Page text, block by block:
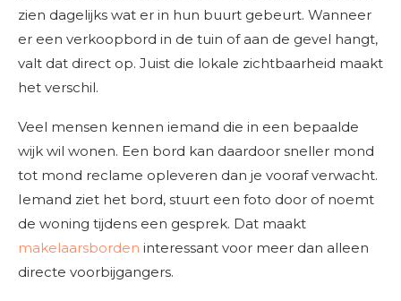
zien dagelijks wat er in hun buurt gebeurt. Wanneer
er een verkoopbord in de tuin of aan de gevel hangt,
valt dat direct op. Juist die lokale zichtbaarheid maakt
het verschil.
Veel mensen kennen iemand die in een bepaalde
wijk wil wonen. Een bord kan daardoor sneller mond
tot mond reclame opleveren dan je vooraf verwacht.
Iemand ziet het bord, stuurt een foto door of noemt
de woning tijdens een gesprek. Dat maakt
makelaarsborden interessant voor meer dan alleen
directe voorbijgangers.